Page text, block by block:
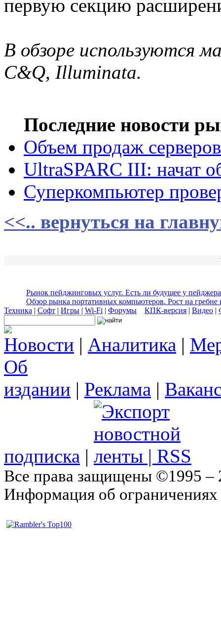
первую секцию
В обзоре используются
C&Q, Illuminata.
Последние новости
Объем продаж
UltraSPARC III: начат
Суперкомпьютер
<<.. вернуться на
Рынок пейджинговых услуг. Есть ли будущее у
Обзор рынка портативных компьютеров. Рост на гребне
Техника | Софт | Игры | Wi-Fi | Форумы КПК-версия | Видео |
Новости | Аналитика |
Об
издании | Реклама |
подписка |
Все права защищены ©1995 –
Информация об